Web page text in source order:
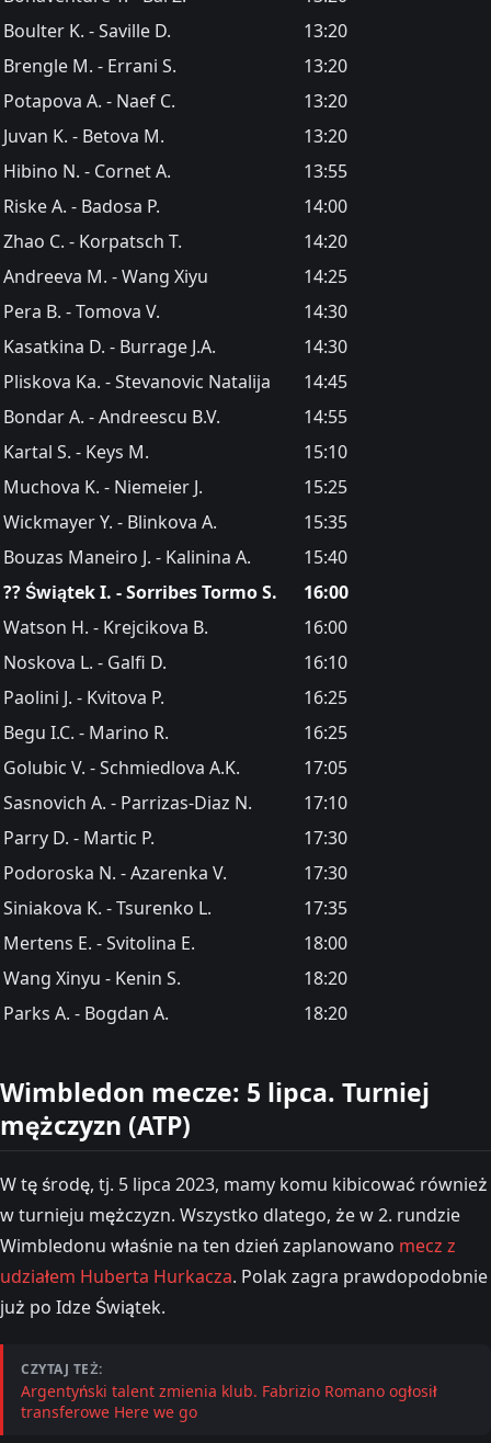
Boulter K. - Saville D.
13:20
Brengle M. - Errani S.
13:20
Potapova A. - Naef C.
13:20
Juvan K. - Betova M.
13:20
Hibino N. - Cornet A.
13:55
Riske A. - Badosa P.
14:00
Zhao C. - Korpatsch T.
14:20
Andreeva M. - Wang Xiyu
14:25
Pera B. - Tomova V.
14:30
Kasatkina D. - Burrage J.A.
14:30
Pliskova Ka. - Stevanovic Natalija
14:45
Bondar A. - Andreescu B.V.
14:55
Kartal S. - Keys M.
15:10
Muchova K. - Niemeier J.
15:25
Wickmayer Y. - Blinkova A.
15:35
Bouzas Maneiro J. - Kalinina A.
15:40
?? Świątek I. - Sorribes Tormo S.
16:00
Watson H. - Krejcikova B.
16:00
Noskova L. - Galfi D.
16:10
Paolini J. - Kvitova P.
16:25
Begu I.C. - Marino R.
16:25
Golubic V. - Schmiedlova A.K.
17:05
Sasnovich A. - Parrizas-Diaz N.
17:10
Parry D. - Martic P.
17:30
Podoroska N. - Azarenka V.
17:30
Siniakova K. - Tsurenko L.
17:35
Mertens E. - Svitolina E.
18:00
Wang Xinyu - Kenin S.
18:20
Parks A. - Bogdan A.
18:20
Wimbledon mecze: 5 lipca. Turniej
mężczyzn (ATP)
W tę środę, tj. 5 lipca 2023, mamy komu kibicować również
w turnieju mężczyzn. Wszystko dlatego, że w 2. rundzie
Wimbledonu właśnie na ten dzień zaplanowano mecz z
udziałem Huberta Hurkacza. Polak zagra prawdopodobnie
już po Idze Świątek.
CZYTAJ TEŻ:
Argentyński talent zmienia klub. Fabrizio Romano ogłosił
transferowe Here we go